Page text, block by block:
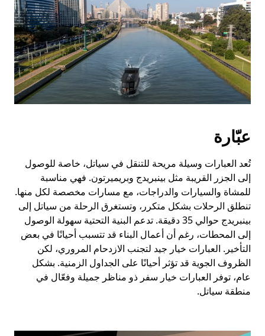
عبّارة
تُعد العبارات وسيلة مريحة للتنقل في سياتل، خاصة للوصول
إلى الجزر القريبة مثل بينبريدج وبريميرتون. فهي مناسبة
للمشاة والسيارات والدراجات، مع مسارات مخصصة لكل منها.
تنطلق الرحلات بشكل متكرر، وتستغرق الرحلة من سياتل إلى
بينبريدج حوالي 35 دقيقة. تدعم البنية التحتية سهولة الوصول
إلى المحطات، رغم أن أعمال البناء قد تتسبب أحيانًا في بعض
التأخير. العبارات خيار جيد لتجنب الازدحام المروري، لكن
الظروف الجوية قد تؤثر أحيانًا على الجداول الزمنية. بشكل
عام، توفر العبارات خيار سفر ذو مناظر جميلة وفعّال في
منطقة سياتل.